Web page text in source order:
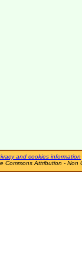
and cookies information
Commons Attribution - Non